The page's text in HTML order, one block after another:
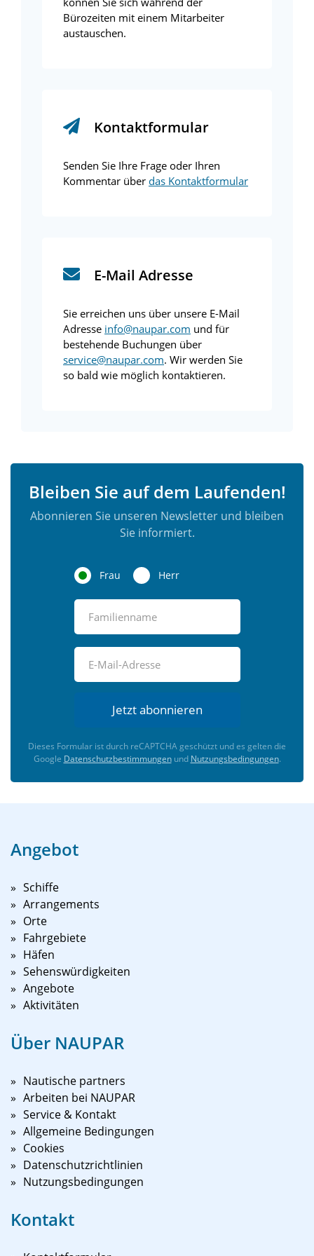
Bürozeiten mit einem Mitarbeiter
austauschen.
Kontaktformular
Senden Sie Ihre Frage oder Ihren
Kommentar über das Kontaktformular
E-Mail Adresse
Sie erreichen uns über unsere E-Mail
Adresse info@naupar.com und für
bestehende Buchungen über
service@naupar.com. Wir werden Sie
so bald wie möglich kontaktieren.
Bleiben Sie auf dem Laufenden!
Abonnieren Sie unseren Newsletter und bleiben
Sie informiert.
Frau Herr
Jetzt abonnieren
Dieses Formular ist durch reCAPTCHA geschützt und es gelten die
Google Datenschutzbestimmungenund Nutzungsbedingungen.
Angebot
Schiffe
Arrangements
Orte
Fahrgebiete
Häfen
Sehenswürdigkeiten
Angebote
Aktivitäten
Über NAUPAR
Nautische partners
Arbeiten bei NAUPAR
Service & Kontakt
Allgemeine Bedingungen
Cookies
Datenschutzrichtlinien
Nutzungsbedingungen
Kontakt